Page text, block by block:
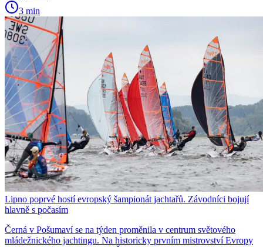
3 min
Lipno poprvé hostí evropský šampionát jachtařů. Závodníci bojují
hlavně s počasím
Černá v Pošumaví se na týden proměnila v centrum světového
mládežnického jachtingu. Na historicky prvním mistrovství Evropy